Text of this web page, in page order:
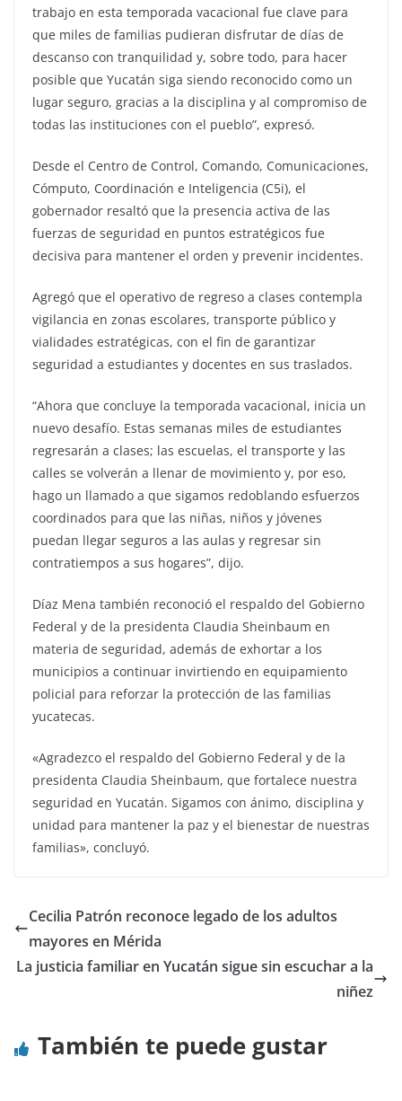
trabajo en esta temporada vacacional fue clave para
que miles de familias pudieran disfrutar de días de
descanso con tranquilidad y, sobre todo, para hacer
posible que Yucatán siga siendo reconocido como un
lugar seguro, gracias a la disciplina y al compromiso de
todas las instituciones con el pueblo”, expresó.
Desde el Centro de Control, Comando, Comunicaciones,
Cómputo, Coordinación e Inteligencia (C5i), el
gobernador resaltó que la presencia activa de las
fuerzas de seguridad en puntos estratégicos fue
decisiva para mantener el orden y prevenir incidentes.
Agregó que el operativo de regreso a clases contempla
vigilancia en zonas escolares, transporte público y
vialidades estratégicas, con el fin de garantizar
seguridad a estudiantes y docentes en sus traslados.
“Ahora que concluye la temporada vacacional, inicia un
nuevo desafío. Estas semanas miles de estudiantes
regresarán a clases; las escuelas, el transporte y las
calles se volverán a llenar de movimiento y, por eso,
hago un llamado a que sigamos redoblando esfuerzos
coordinados para que las niñas, niños y jóvenes
puedan llegar seguros a las aulas y regresar sin
contratiempos a sus hogares”, dijo.
Díaz Mena también reconoció el respaldo del Gobierno
Federal y de la presidenta Claudia Sheinbaum en
materia de seguridad, además de exhortar a los
municipios a continuar invirtiendo en equipamiento
policial para reforzar la protección de las familias
yucatecas.
«Agradezco el respaldo del Gobierno Federal y de la
presidenta Claudia Sheinbaum, que fortalece nuestra
seguridad en Yucatán. Sigamos con ánimo, disciplina y
unidad para mantener la paz y el bienestar de nuestras
familias», concluyó.
Cecilia Patrón reconoce legado de los adultos
mayores en Mérida
La justicia familiar en Yucatán sigue sin escuchar a la
niñez
También te puede gustar